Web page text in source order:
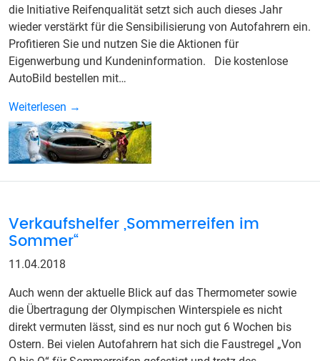
die Initiative Reifenqualität setzt sich auch dieses Jahr
wieder verstärkt für die Sensibilisierung von Autofahrern ein.
Profitieren Sie und nutzen Sie die Aktionen für
Eigenwerbung und Kundeninformation. Die kostenlose
AutoBild bestellen mit…
Weiterlesen →
Verkaufshelfer „Sommerreifen im
Sommer“
11.04.2018
Auch wenn der aktuelle Blick auf das Thermometer sowie
die Übertragung der Olympischen Winterspiele es nicht
direkt vermuten lässt, sind es nur noch gut 6 Wochen bis
Ostern. Bei vielen Autofahrern hat sich die Faustregel „Von